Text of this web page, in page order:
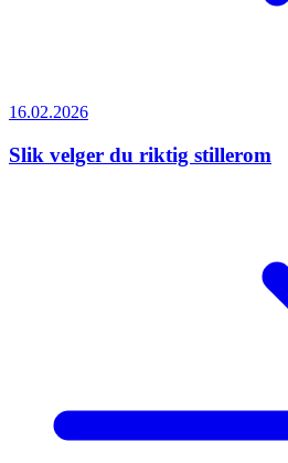
16.02.2026
Slik velger du riktig stillerom